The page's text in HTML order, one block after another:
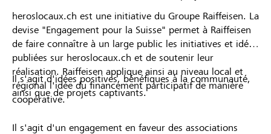
heroslocaux.ch est une initiative du Groupe Raiffeisen. La
devise "Engagement pour la Suisse" permet à Raiffeisen
de faire connaître à un large public les initiatives et idées
publiées sur heroslocaux.ch et de soutenir leur
réalisation. Raiffeisen applique ainsi au niveau local et
régional l'idée du financement participatif de manière
coopérative.
Il s'agit d'idées positives, bénéfiques à la communauté,
ainsi que de projets captivants.
Il s'agit d'un engagement en faveur des associations